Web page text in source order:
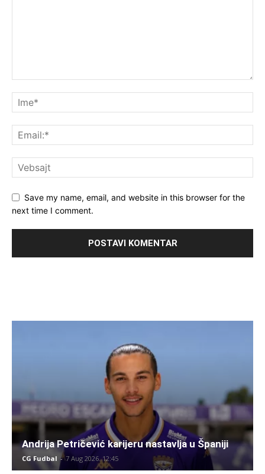
Save my name, email, and website in this browser for the
next time I comment.
Andrija Petričević karijeru nastavlja u Španiji
CG Fudbal - 7 Aug 2026. 12:45